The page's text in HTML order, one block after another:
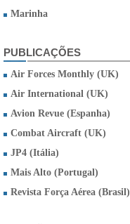
Marinha
PUBLICAÇÕES
Air Forces Monthly (UK)
Air International (UK)
Avion Revue (Espanha)
Combat Aircraft (UK)
JP4 (Itália)
Mais Alto (Portugal)
Revista Força Aérea (Brasil)